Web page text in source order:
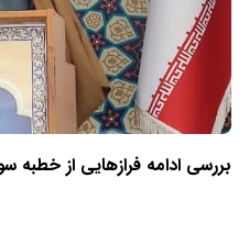
بررسی ادامه فرازهایی از خطبه